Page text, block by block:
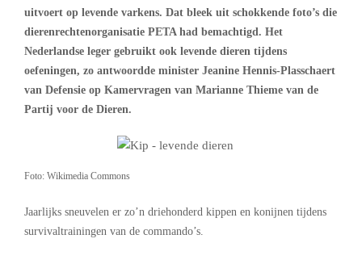
uitvoert op levende varkens. Dat bleek uit schokkende foto’s die
dierenrechtenorganisatie PETA had bemachtigd. Het
Nederlandse leger gebruikt ook levende dieren tijdens
oefeningen, zo antwoordde minister Jeanine Hennis-Plasschaert
van Defensie op Kamervragen van Marianne Thieme van de
Partij voor de Dieren.
Foto: Wikimedia Commons
Jaarlijks sneuvelen er zo’n driehonderd kippen en konijnen tijdens
survivaltrainingen van de commando’s.